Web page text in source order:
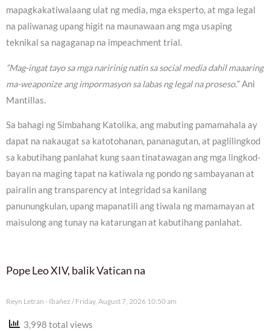
mapagkakatiwalaang ulat ng media, mga eksperto, at mga legal
na paliwanag upang higit na maunawaan ang mga usaping
teknikal sa nagaganap na impeachment trial.
“Mag-ingat tayo sa mga naririnig natin sa social media dahil maaaring
ma-weaponize ang impormasyon sa labas ng legal na proseso.” Ani
Mantillas.
Sa bahagi ng Simbahang Katolika, ang mabuting pamamahala ay
dapat na nakaugat sa katotohanan, pananagutan, at paglilingkod
sa kabutihang panlahat kung saan tinatawagan ang mga lingkod-
bayan na maging tapat na katiwala ng pondo ng sambayanan at
pairalin ang transparency at integridad sa kanilang
panunungkulan, upang mapanatili ang tiwala ng mamamayan at
maisulong ang tunay na katarungan at kabutihang panlahat.
Pope Leo XIV, balik Vatican na
Reyn Letran - Ibañez Friday, August 7, 2026 10:50 am
3,998 total views